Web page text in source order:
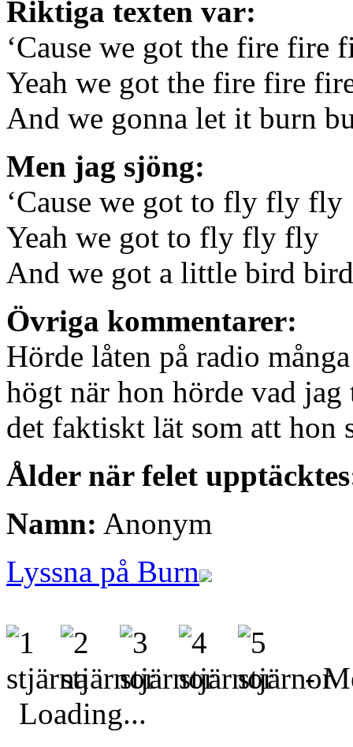
Riktiga texten var:
‘Cause we got the fire fire
Yeah we got the fire fire
And we gonna let it burn
Men jag sjöng:
‘Cause we got to fly fly fly
Yeah we got to fly fly fly
And we got a little bird
Övriga kommentarer:
Hörde låten på radio
högt när hon hörde vad
det faktiskt lät som att hon
Ålder när felet
Namn: Anonym
Lyssna på Burn
-
Loading...